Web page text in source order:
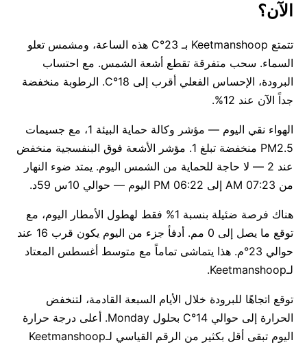
الآن؟
تتمتع Keetmanshoop بـ 23°C هذه الساعة، ومشمس تعلو
السماء. سحب متفرقة تقطع أشعة الشمس. مع احتساب
البرودة، الإحساس الفعلي أقرب إلى 18°C. الرطوبة منخفضة
جداً الآن عند 12%.
الهواء نقي اليوم — مؤشر وكالة حماية البيئة 1، مع جسيمات
PM2.5 منخفضة تبلغ 1. مؤشر الأشعة فوق البنفسجية منخفض
عند 2 — لا حاجة للحماية من الشمس اليوم. يمتد ضوء النهار
من 07:23 AM إلى 06:22 PM اليوم — حوالي 10س 59د.
هناك فرصة ضئيلة بنسبة 1% فقط لهطول الأمطار اليوم، مع
توقع ما يصل إلى 0 مم. أدفأ جزء من اليوم يكون قرب 16 عند
حوالي 23°م. هذا يتماشى تماماً مع متوسط أغسطس المعتاد
لـKeetmanshoop.
توقع اتجاهًا للبرودة خلال الأيام السبعة القادمة، لتنخفض
الحرارة إلى حوالي 14°C بحلول Monday. أعلى درجة حرارة
اليوم تبقى أقل بكثير من الرقم القياسي لـKeetmanshoop